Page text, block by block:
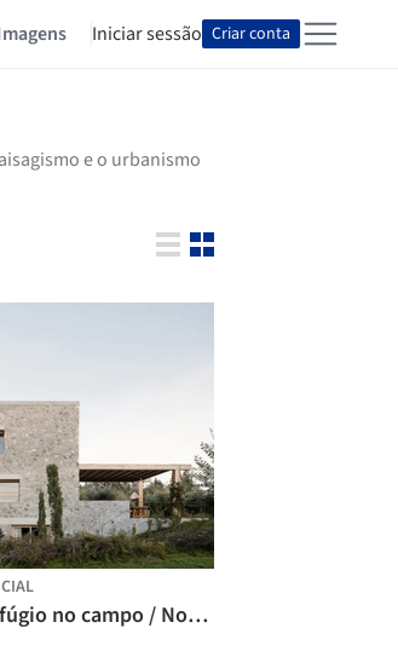
Iniciar sessão Criar conta
e o urbanismo
Treelithon - Um refúgio no campo / Not a Number Architects